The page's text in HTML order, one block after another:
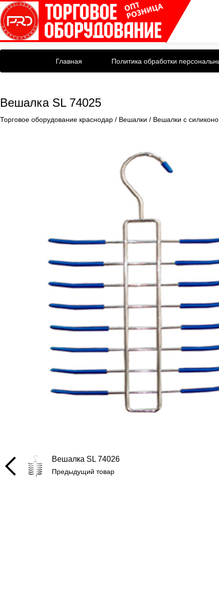
Главная Политика обработки
Вешалка SL 74025
Торговое оборудование краснодар / Вешалки / Вешалки с
Вешалка SL 74026
Предыдущий товар